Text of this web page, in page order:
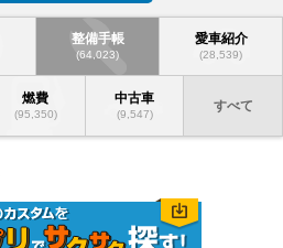
整備手帳
(64,023)
愛車紹介
(28,539)
燃費
(95,350)
中古車
(9,547)
すべて